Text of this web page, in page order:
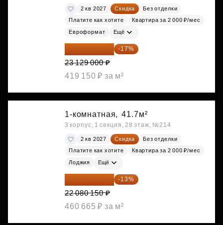
2 кв 2027 Скидка
Без отделки
Платите как хотите
Квартира за 2 000 ₽/мес
Евроформат Ещё
19 197 070 ₽ -17%
23 129 000 ₽
419 150 ₽ за м²
1-комнатная, 41.7м²
3 корпус, 1 секция, 28 этаж, №214
2 кв 2027 Скидка
Без отделки
Платите как хотите
Квартира за 2 000 ₽/мес
Лоджия Ещё
19 209 731 ₽ -13%
22 080 150 ₽
460 665 ₽ за м²